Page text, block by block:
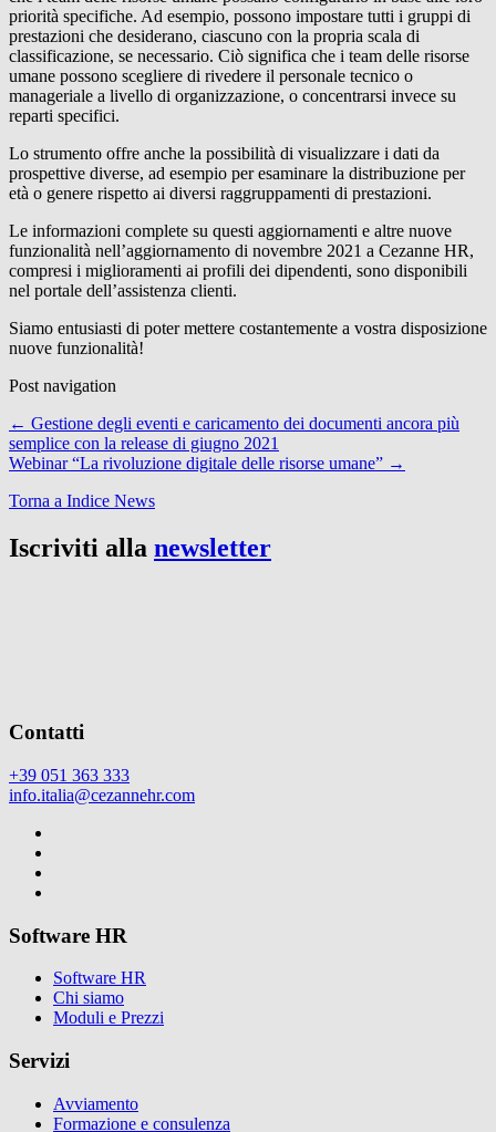
priorità specifiche. Ad esempio, possono impostare tutti i gruppi di
prestazioni che desiderano, ciascuno con la propria scala di
classificazione, se necessario. Ciò significa che i team delle risorse
umane possono scegliere di rivedere il personale tecnico o
manageriale a livello di organizzazione, o concentrarsi invece su
reparti specifici.
Lo strumento offre anche la possibilità di visualizzare i dati da
prospettive diverse, ad esempio per esaminare la distribuzione per
età o genere rispetto ai diversi raggruppamenti di prestazioni.
Le informazioni complete su questi aggiornamenti e altre nuove
funzionalità nell’aggiornamento di novembre 2021 a Cezanne HR,
compresi i miglioramenti ai profili dei dipendenti, sono disponibili
nel portale dell’assistenza clienti.
Siamo entusiasti di poter mettere costantemente a vostra disposizione
nuove funzionalità!
Post navigation
← Gestione degli eventi e caricamento dei documenti ancora più
semplice con la release di giugno 2021
Webinar “La rivoluzione digitale delle risorse umane” →
Torna a Indice News
Iscriviti alla newsletter
Contatti
+39 051 363 333
info.italia@cezannehr.com
Software HR
Software HR
Chi siamo
Moduli e Prezzi
Servizi
Avviamento
Formazione e consulenza